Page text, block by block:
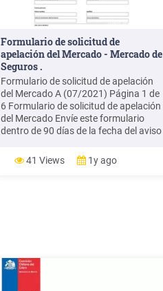
Formulario de solicitud de
apelación del Mercado - Mercado de
Seguros .
Formulario de solicitud de apelación
del Mercado A (07/2021) Página 1 de
6 Formulario de solicitud de apelación
del Mercado Envíe este formulario
dentro de 90 días de la fecha del aviso
Mercado que usted está apelando.
Incluya cualquier documento que
41 Views 1y ago